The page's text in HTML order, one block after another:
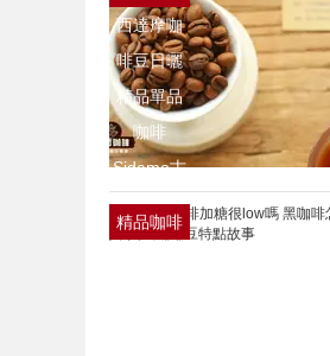
西達摩咖
啡豆日曬
精品單品
咖啡
Sidamo古
吉單品豆
精品咖啡